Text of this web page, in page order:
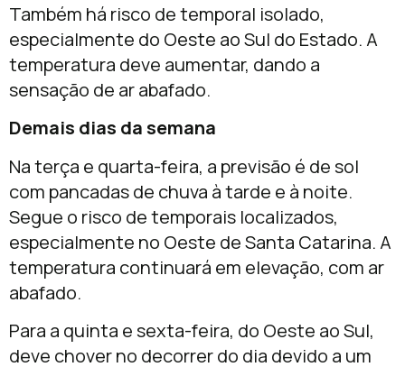
Também há risco de temporal isolado,
especialmente do Oeste ao Sul do Estado. A
temperatura deve aumentar, dando a
sensação de ar abafado.
Demais dias da semana
Na terça e quarta-feira, a previsão é de sol
com pancadas de chuva à tarde e à noite.
Segue o risco de temporais localizados,
especialmente no Oeste de Santa Catarina. A
temperatura continuará em elevação, com ar
abafado.
Para a quinta e sexta-feira, do Oeste ao Sul,
deve chover no decorrer do dia devido a um